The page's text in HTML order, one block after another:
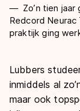
Zo’n tien
Redcord
praktijk ging
Lubbers
inmiddels al
maar ook